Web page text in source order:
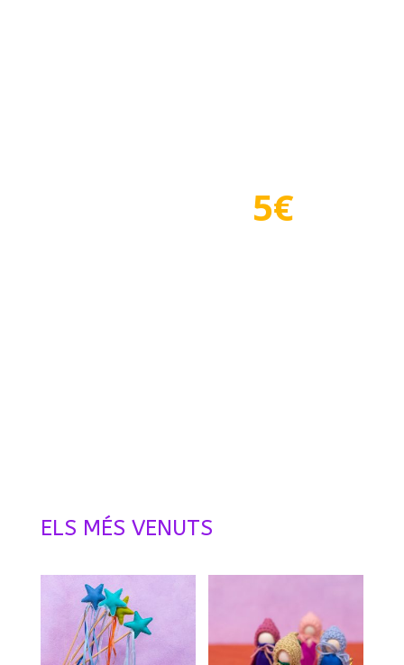
5€
ELS MÉS VENUTS